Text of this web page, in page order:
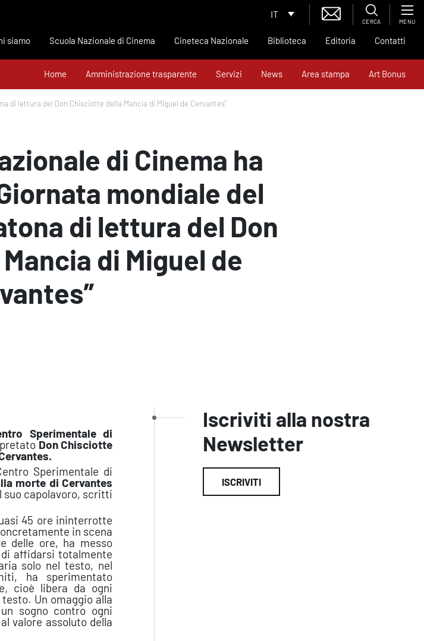
IT
CERCA MENU
siamo Scuola Nazionale di Cinema Cineteca Nazionale Biblioteca Editoria Contatti
Home Amministrazione trasparente Servizi News Area stampa Art Bonus
di lettura del Don Chisciotte della Mancia di Miguel de Cervantes”
di Cinema ha
mondiale del
di lettura del Don
di Miguel de
Sperimentale di
Don Chisciotte
Sperimentale di
morte di Cervantes
suo capolavoro, scritti
45 ore ininterrotte
in scena
delle ore, ha messo
affidarsi totalmente
solo nel testo, nel
ha sperimentato
cioè libera da ogni
Un omaggio alla
sogno contro ogni
valore assoluto della
Iscriviti alla nostra
Newsletter
ISCRIVITI